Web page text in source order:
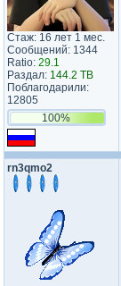
Стаж: 16 лет 1 мес.
Сообщений: 1344
Ratio: 29.1
Раздал: 144.2 TB
Поблагодарили:
12805
100%
rn3qmo2